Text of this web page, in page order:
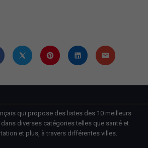
qui propose des listes des 10 meilleurs
diverses catégories telles que santé et
et plus, à travers différentes villes.